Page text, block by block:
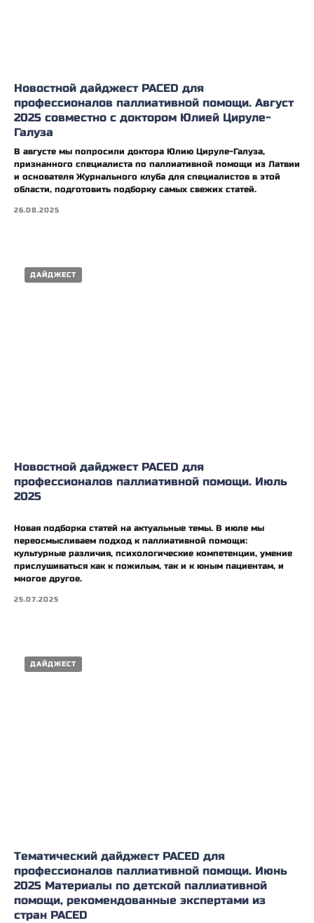
Новостной дайджест PACED для
профессионалов паллиативной помощи. Август
2025 совместно с доктором Юлией Цируле-
Галуза
В августе мы попросили доктора Юлию Цируле-Галуза,
признанного специалиста по паллиативной помощи из Латвии
и основателя Журнального клуба для специалистов в этой
области, подготовить подборку самых свежих статей.
26.08.2025
ДАЙДЖЕСТ
Новостной дайджест PACED для
профессионалов паллиативной помощи. Июль
2025
Новая подборка статей на актуальные темы. В июле мы
переосмысливаем подход к паллиативной помощи:
культурные различия, психологические компетенции, умение
прислушиваться как к пожилым, так и к юным пациентам, и
многое другое.
25.07.2025
ДАЙДЖЕСТ
Тематический дайджест PACED для
профессионалов паллиативной помощи. Июнь
2025 Материалы по детской паллиативной
помощи, рекомендованные экспертами из
стран PACED